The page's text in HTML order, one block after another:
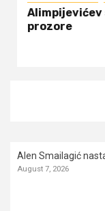
Alimpijevićev
prozore
Alen Smailagić
August 7, 2026